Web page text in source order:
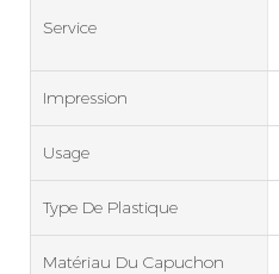
Service
Impression
Usage
Type De Plastique
Matériau Du Capuchon